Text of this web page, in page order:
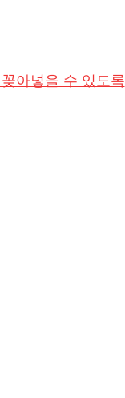
아넣을 수 있도록